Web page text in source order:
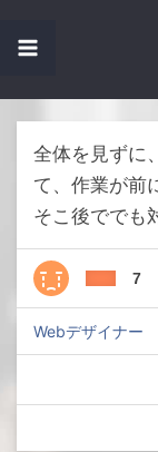
全体を見ずに
て、作業が前
そこ後ででも
7
Webデザイナー